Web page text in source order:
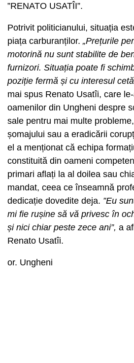
”RENATO USATÎI”.
Potrivit politicianului, situația
piața carburanților. „Prețurile
motorină nu sunt stabilite de
furnizori. Situația poate fi
poziție fermă și cu interesul
mai spus Renato Usatîi, care
oamenilor din Ungheni despre
sale pentru mai multe
șomajului sau a eradicării
el a menționat că echipa
constituită din oameni
primari aflați la al doilea sau
mandat, ceea ce înseamnă
dedicație dovedite deja. ”Eu
mi fie rușine să vă privesc în
și nici chiar peste zece ani”, a
Renato Usatîi.
or. Ungheni